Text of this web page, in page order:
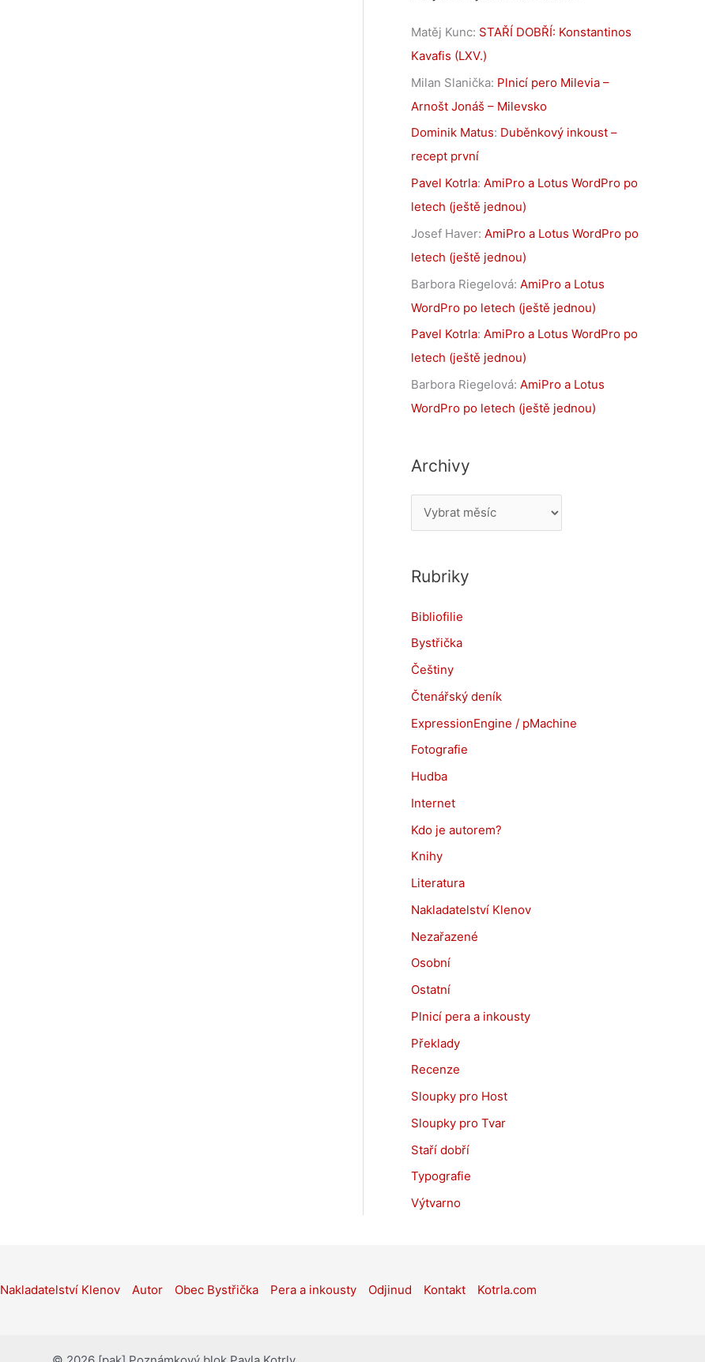
Matěj Kunc: STAŘÍ DOBŘÍ: Konstantinos
Kavafis (LXV.)
Milan Slanička: Plnicí pero Milevia –
Arnošt Jonáš – Milevsko
Dominik Matus: Duběnkový inkoust –
recept první
Pavel Kotrla: AmiPro a Lotus WordPro po
letech (ještě jednou)
Josef Haver: AmiPro a Lotus WordPro po
letech (ještě jednou)
Barbora Riegelová: AmiPro a Lotus
WordPro po letech (ještě jednou)
Pavel Kotrla: AmiPro a Lotus WordPro po
letech (ještě jednou)
Barbora Riegelová: AmiPro a Lotus
WordPro po letech (ještě jednou)
Archivy
r
h
v
y
Rubriky
Bibliofilie
Bystřička
Češtiny
Čtenářský deník
ExpressionEngine / pMachine
Fotografie
Hudba
Internet
Kdo je autorem?
Knihy
Literatura
Nakladatelství Klenov
Nezařazené
Osobní
Ostatní
Plnicí pera a inkousty
Překlady
Recenze
Sloupky pro Host
Sloupky pro Tvar
Staří dobří
Typografie
Výtvarno
Nakladatelství Klenov Autor Obec Bystřička Pera a inkousty Odjinud Kontakt Kotrla.com